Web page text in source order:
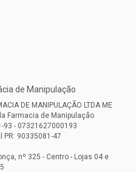
de Manipulação
DE MANIPULAÇÃO LTDA ME
Farmacia de Manipulação
93 - 07321627000193
PR: 90335081-47
nº 325 - Centro - Lojas 04 e